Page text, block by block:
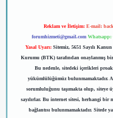
Reklam ve İletişim: E-mail:
forumhizmeti@gmail.com Whatsapp:
Yasal Uyarı: Sitemiz, 5651 Sayılı
Kurumu (BTK) tarafından onaylanmış bir
Bu nedenle, sitedeki içerikleri
yükümlülüğümüz bulunmamaktadır.
sorumluluğunu taşımakta olup, siteye
sayılırlar. Bu internet sitesi, herhangi bir
bağlantısı bulunmamaktadır. Sitede